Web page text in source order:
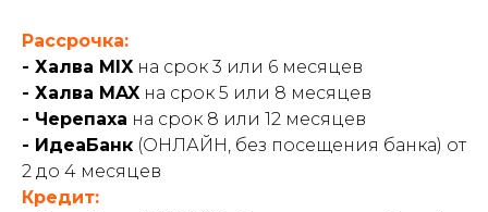
Рассрочка:
- Халва MIX на срок 3 или 6 месяцев
- Халва MAX на срок 5 или 8 месяцев
- Черепаха на срок 8 или 12 месяцев
- ИдеаБанк (ОНЛАЙН, без посещения банка) от
2 до 4 месяцев
Кредит: